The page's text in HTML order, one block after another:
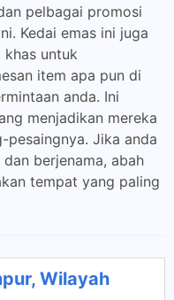
pelbagai promosi
Kedai emas ini juga
khas untuk
item apa pun di
anda. Ini
menjadikan mereka
pesaingnya. Jika anda
berjenama, abah
tempat yang paling
Wilayah